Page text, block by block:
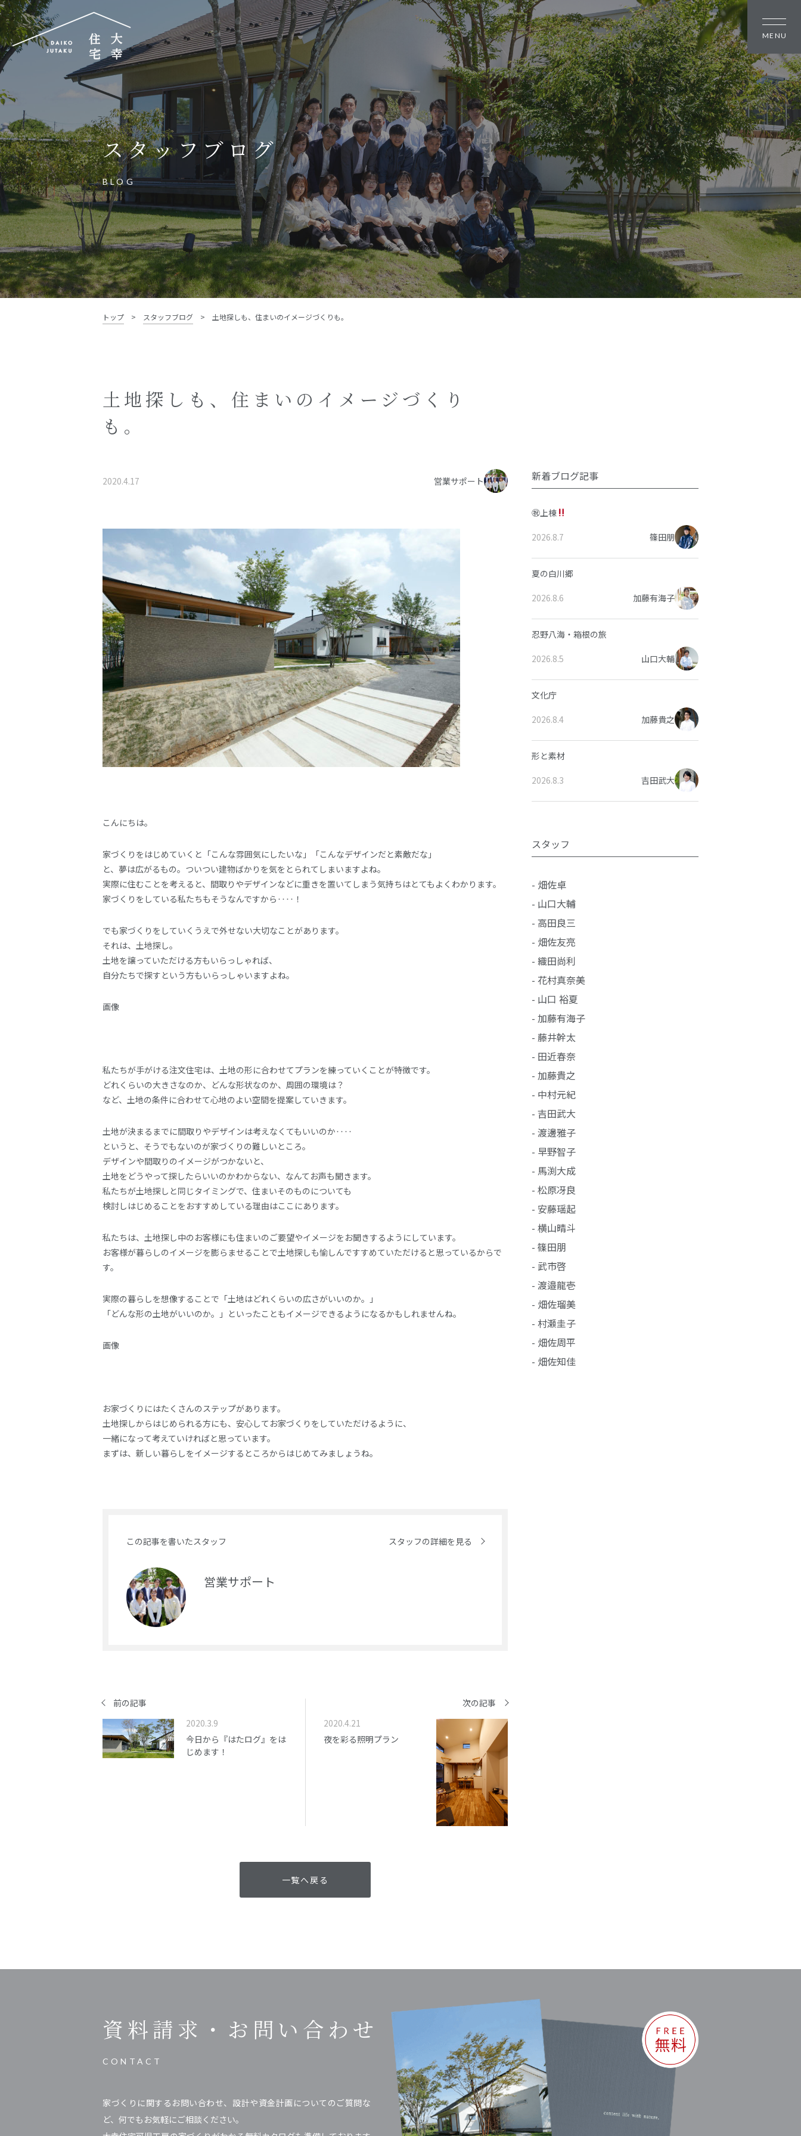
大幸住宅株式会社
〒504-0834
岐阜県各務原市那加昭南町88番地の3
大幸住宅可児工房
〒509-0203
岐阜県可児市下恵土3433番地652
お電話でのご相談はお気軽に
TEL.0574-60-1161
受付時間：9:00～17:00
資料請求・お問い合わせ
新築・リノベをお考えの方
家づくりの考え方
性能
暮らし方のご提案
薪ストーブのある暮らし
平屋の暮らし
四季を感じる暮らし
アフターサポート
家づくりの流れ
施工事例
イベント
土地をお探しの方
- 分譲地情報
かさまつのちいさな町並み
いしもりのちいさな町並み
かみえどのちいさな町並み
大幸住宅について
スタッフブログ
お知らせ
会社概要
スタッフ紹介
オーナー様へ
資料請求・お問い合わせ
プライバシーポリシー
スタッフブログ
BLOG
トップ > スタッフブログ > 土地探しも、住まいのイメージづくりも。
土地探しも、住まいのイメージづくり
も。
2020.4.17 営業サポート
こんにちは。
家づくりをはじめていくと「こんな雰囲気にしたいな」「こんなデザインだと素敵だな」
と、夢は広がるもの。ついつい建物ばかりを気をとられてしまいますよね。
実際に住むことを考えると、間取りやデザインなどに重きを置いてしまう気持ちはとてもよくわかります。
家づくりをしている私たちもそうなんですから‥‥！
でも家づくりをしていくうえで外せない大切なことがあります。
それは、土地探し。
土地を譲っていただける方もいらっしゃれば、
自分たちで探すという方もいらっしゃいますよね。
画像
私たちが手がける注文住宅は、土地の形に合わせてプランを練っていくことが特徴です。
どれくらいの大きさなのか、どんな形状なのか、周囲の環境は？
など、土地の条件に合わせて心地のよい空間を提案していきます。
土地が決まるまでに間取りやデザインは考えなくてもいいのか‥‥
というと、そうでもないのが家づくりの難しいところ。
デザインや間取りのイメージがつかないと、
土地をどうやって探したらいいのかわからない、なんてお声も聞きます。
私たちが土地探しと同じタイミングで、住まいそのものについても
検討しはじめることをおすすめしている理由はここにあります。
私たちは、土地探し中のお客様にも住まいのご要望やイメージをお聞きするようにしています。
お客様が暮らしのイメージを膨らませることで土地探しも愉しんですすめていただけると思っているからで
す。
実際の暮らしを想像することで「土地はどれくらいの広さがいいのか。」
「どんな形の土地がいいのか。」といったこともイメージできるようになるかもしれませんね。
画像
お家づくりにはたくさんのステップがあります。
土地探しからはじめられる方にも、安心してお家づくりをしていただけるように、
一緒になって考えていければと思っています。
まずは、新しい暮らしをイメージするところからはじめてみましょうね。
この記事を書いたスタッフ スタッフの詳細を見る
営業サポート
前の記事
2020.3.9
今日から『はたログ』をは
じめます！
次の記事
2020.4.21
夜を彩る照明プラン
一覧へ戻る
新着ブログ記事
㊗上棟
2026.8.7 篠田朋
夏の白川郷
2026.8.6 加藤有海子
忍野八海・箱根の旅
2026.8.5 山口大輔
文化庁
2026.8.4 加藤貴之
形と素材
2026.8.3 吉田武大
スタッフ
- 畑佐卓
- 山口大輔
- 高田良三
- 畑佐友亮
- 織田尚利
- 花村真奈美
- 山口 裕夏
- 加藤有海子
- 藤井幹太
- 田近春奈
- 加藤貴之
- 中村元紀
- 吉田武大
- 渡邊雅子
- 早野智子
- 馬渕大成
- 松原冴良
- 安藤瑶起
- 横山晴斗
- 篠田朋
- 武市啓
- 渡邉龍壱
- 畑佐瑠美
- 村瀬圭子
- 畑佐周平
- 畑佐知佳
資料請求・ お問い合わせ
CONTACT
家づくりに関するお問い合わせ、設計や資金計画についてのご質問な
ど、何でもお気軽にご相談ください。